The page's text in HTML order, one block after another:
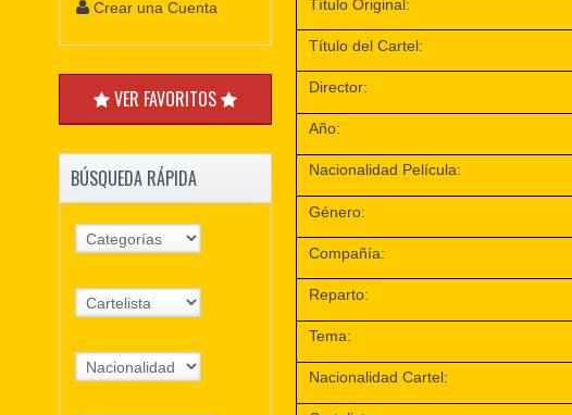
Título Original:
Título del Cartel:
Director:
Año:
Nacionalidad Película:
Género:
Compañía:
Reparto:
Tema:
Nacionalidad Cartel:
Crear una Cuenta
VER FAVORITOS
BÚSQUEDA RÁPIDA